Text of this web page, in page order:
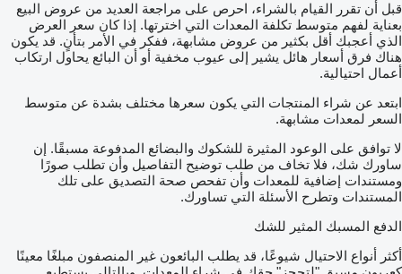
قبل أن تقرر القيام بالشراء، احرص على مراجعة العديد من عروض البيع
بعناية لفهم متوسط تكلفة المعدات التي اخترتها. إذا كان سعر العرض
الذي أعجبك أقل بكثير من عروض مشابهة، ففكر في الأمر بتأنٍ. قد يكون
هناك فرق أسعار هائل يشير إلى عيوب مخفية أو أن البائع يحاول ارتكاب
أعمال احتيالية.
ابتعد عن شراء المنتجات التي يكون سعرها مختلف بشدة عن متوسط
السعر لمعدات مشابهة.
لا توافق على الوعود المثيرة للشكوك والبضائع المدفوعة مسبقًا. إن
ساورك شك، فلا تخاف من طلب توضيح التفاصيل وأن تطلب صورًا
ومستندات إضافية للمعدات وأن تفحص صحة التصديق على تلك
المستندات وتطرح الأسئلة التي تساورك.
الدفع المسبك المثير للشك
أكثر أنواع الاحتيال شيوعًا، قد يطلب البائعون غير المنصفون مبلغًا معينًا